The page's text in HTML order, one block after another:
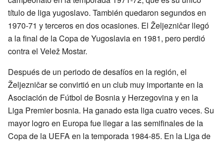
título de liga yugoslavo. También quedaron segundos en
1970-71 y terceros en dos ocasiones. El Željezničar llegó
a la final de la Copa de Yugoslavia en 1981, pero perdió
contra el Velež Mostar.
Después de un periodo de desafíos en la región, el
Željezničar se convirtió en un club muy importante en la
Asociación de Fútbol de Bosnia y Herzegovina y en la
Liga Premier bosnia. Ha ganado esta liga cuatro veces. Su
mayor logro en Europa fue llegar a las semifinales de la
Copa de la UEFA en la temporada 1984-85. En la Liga de